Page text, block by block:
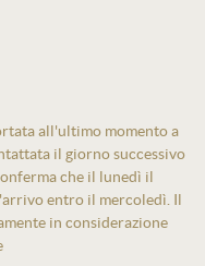
all'ultimo momento a
il giorno successivo
che il lunedì il
entro il mercoledì. Il
in considerazione